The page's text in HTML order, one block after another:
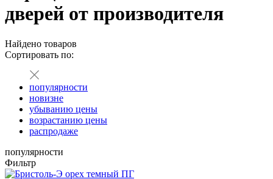
дверей от производителя
Найдено товаров
Сортировать по:
популярности
новизне
убыванию цены
возрастанию цены
распродаже
популярности
Фильтр